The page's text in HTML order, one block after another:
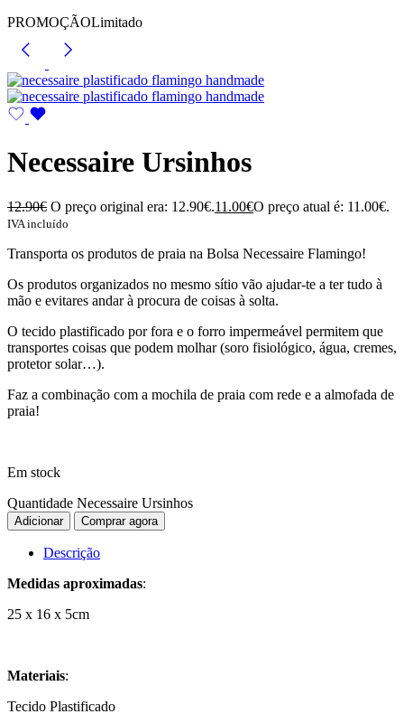
PROMOÇÃOLimitado
Necessaire Ursinhos
12.90€ O preço original era: 12.90€.11.00€O preço atual é: 11.00€.
IVA incluído
Transporta os produtos de praia na Bolsa Necessaire Flamingo!
Os produtos organizados no mesmo sítio vão ajudar-te a ter tudo à
mão e evitares andar à procura de coisas à solta.
O tecido plastificado por fora e o forro impermeável permitem que
transportes coisas que podem molhar (soro fisiológico, água, cremes,
protetor solar…).
Faz a combinação com a mochila de praia com rede e a almofada de
praia!
Em stock
Quantidade Necessaire Ursinhos
Adicionar Comprar agora
Descrição
Medidas aproximadas:
25 x 16 x 5cm
Materiais:
Tecido Plastificado